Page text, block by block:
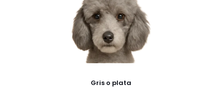
Gris o plata